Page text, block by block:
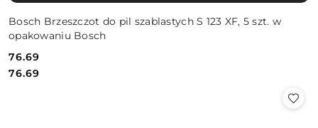
Bosch Brzeszczot do pil szablastych S 123 XF, 5 szt. w
opakowaniu Bosch
Cena:
76.69
Cena:
76.69